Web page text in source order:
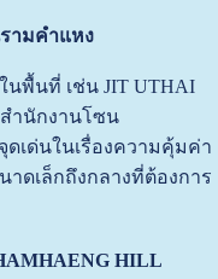
ามคำแหง
นพื้นที่ เช่น JIT UTHAI
สำนักงานโซน
เด่นในเรื่องความคุ้มค่า
าดเล็กถึงกลางที่ต้องการ
HILL